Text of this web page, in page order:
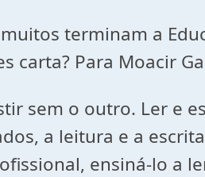
terminam a
carta? Para Moacir
sem o outro. Ler e
a leitura e a
ensiná-lo a